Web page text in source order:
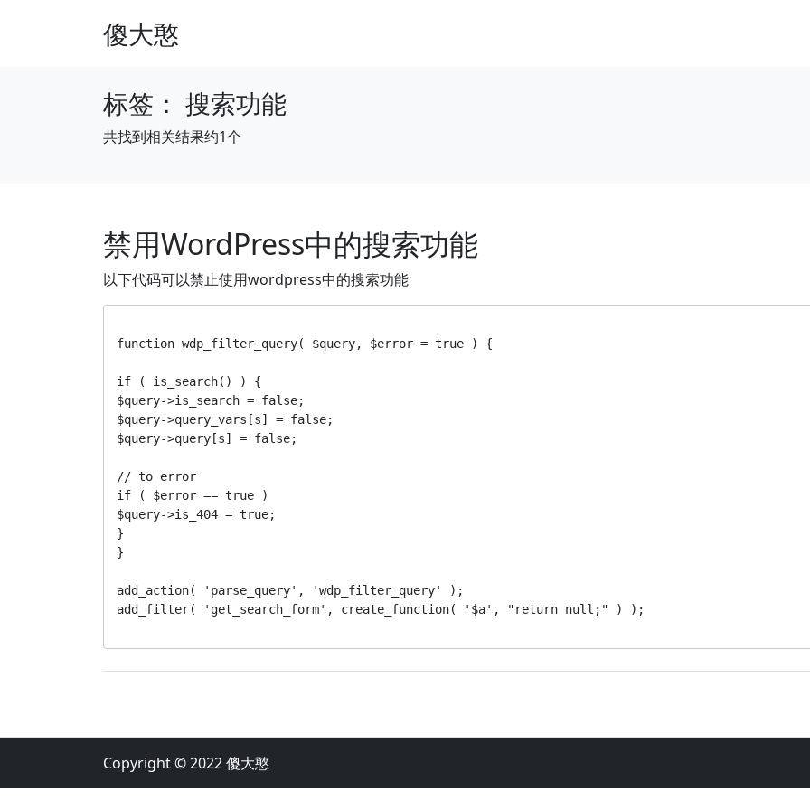
傻大憨
标签： 搜索功能
共找到相关结果约1个
禁用WordPress中的搜索功能
以下代码可以禁止使用wordpress中的搜索功能
function wdp_filter_query( $query, $error = true ) {
if ( is_search() ) {
$query->is_search = false;
$query->query_vars[s] = false;
$query->query[s] = false;
// to error
if ( $error == true )
$query->is_404 = true;
}
}
add_action( 'parse_query', 'wdp_filter_query' );
add_filter( 'get_search_form', create_function( '$a', "return null;" ) );
Copyright © 2022傻大憨